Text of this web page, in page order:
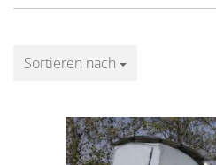
Sortieren nach
Sortieren nach